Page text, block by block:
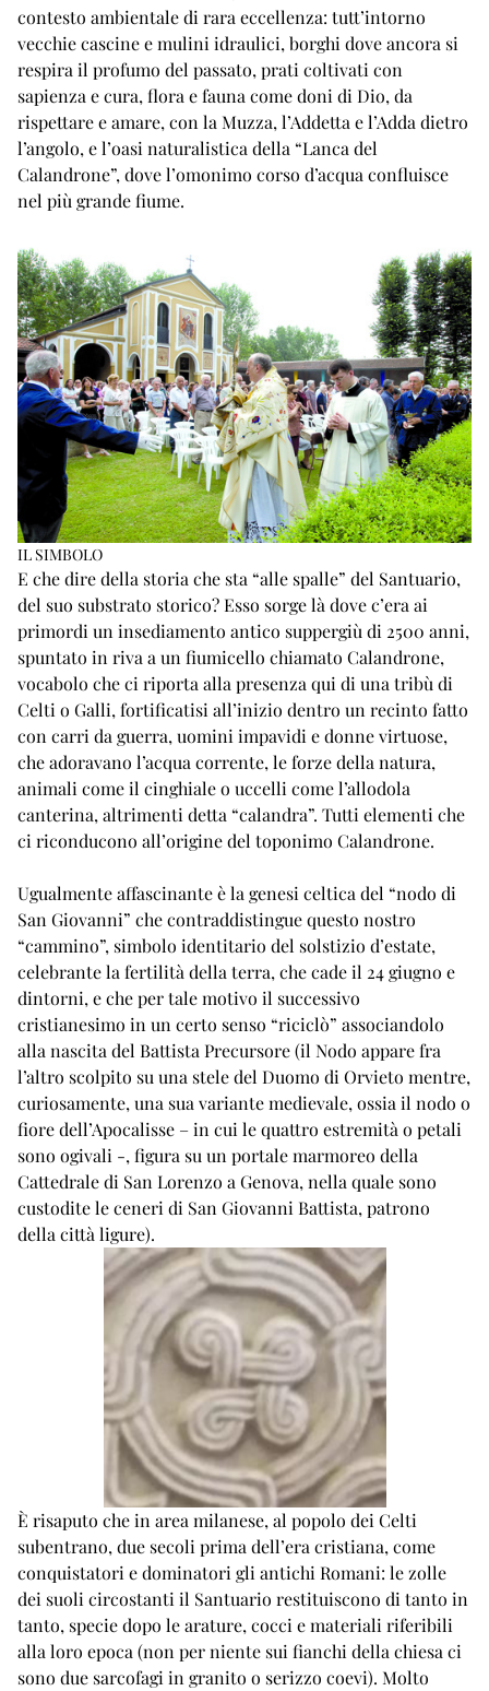
contesto ambientale di rara eccellenza: tutt’intorno
vecchie cascine e mulini idraulici, borghi dove ancora si
respira il profumo del passato, prati coltivati con
sapienza e cura, flora e fauna come doni di Dio, da
rispettare e amare, con la Muzza, l’Addetta e l’Adda dietro
l’angolo, e l’oasi naturalistica della “Lanca del
Calandrone”, dove l’omonimo corso d’acqua confluisce
nel più grande fiume.
IL SIMBOLO
E che dire della storia che sta “alle spalle” del Santuario,
del suo substrato storico? Esso sorge là dove c’era ai
primordi un insediamento antico suppergiù di 2500 anni,
spuntato in riva a un fiumicello chiamato Calandrone,
vocabolo che ci riporta alla presenza qui di una tribù di
Celti o Galli, fortificatisi all’inizio dentro un recinto fatto
con carri da guerra, uomini impavidi e donne virtuose,
che adoravano l’acqua corrente, le forze della natura,
animali come il cinghiale o uccelli come l’allodola
canterina, altrimenti detta “calandra”. Tutti elementi che
ci riconducono all’origine del toponimo Calandrone.
Ugualmente affascinante è la genesi celtica del “nodo di
San Giovanni” che contraddistingue questo nostro
“cammino”, simbolo identitario del solstizio d’estate,
celebrante la fertilità della terra, che cade il 24 giugno e
dintorni, e che per tale motivo il successivo
cristianesimo in un certo senso “riciclò” associandolo
alla nascita del Battista Precursore (il Nodo appare fra
l’altro scolpito su una stele del Duomo di Orvieto mentre,
curiosamente, una sua variante medievale, ossia il nodo o
fiore dell’Apocalisse – in cui le quattro estremità o petali
sono ogivali -, figura su un portale marmoreo della
Cattedrale di San Lorenzo a Genova, nella quale sono
custodite le ceneri di San Giovanni Battista, patrono
della città ligure).
È risaputo che in area milanese, al popolo dei Celti
subentrano, due secoli prima dell’era cristiana, come
conquistatori e dominatori gli antichi Romani: le zolle
dei suoli circostanti il Santuario restituiscono di tanto in
tanto, specie dopo le arature, cocci e materiali riferibili
alla loro epoca (non per niente sui fianchi della chiesa ci
sono due sarcofagi in granito o serizzo coevi). Molto